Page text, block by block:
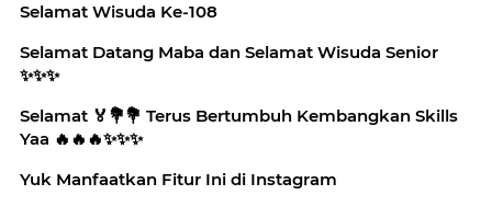
Selamat Wisuda Ke-108
Selamat Datang Maba dan Selamat Wisuda Senior
✨️✨️✨️
Selamat 🏅💐💐 Terus Bertumbuh Kembangkan Skills
Yaa 🔥🔥🔥✨️✨️✨️
Yuk Manfaatkan Fitur Ini di Instagram